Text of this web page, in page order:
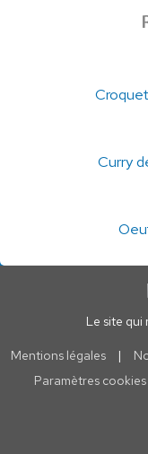
Curry
Le site
Mentions légales |
Paramètres cookies